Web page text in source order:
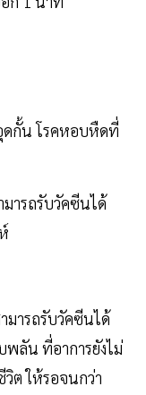
ดกั้น โรคหอบหืดที่
มารถรับวัคซีนได้
มารถรับวัคซีนได้
พลัน ที่อาการยังไม่
ต ให้รอจนกว่า